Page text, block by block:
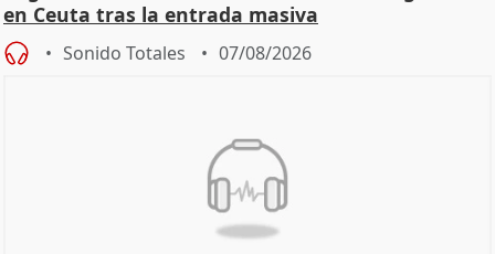
en Ceuta tras la entrada masiva
Sonido Totales 07/08/2026